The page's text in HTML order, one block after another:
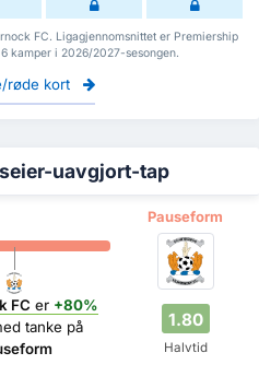
FC. Ligagjennomsnittet er Premiership
kamper i 2026/2027-sesongen.
røde kort
uavgjort-tap
Pauseform
FC er +80%
tanke på
1.80
Halvtid